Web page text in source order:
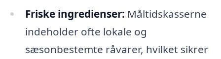
Friske ingredienser: Måltidskasserne
indeholder ofte lokale og
sæsonbestemte råvarer, hvilket sikrer